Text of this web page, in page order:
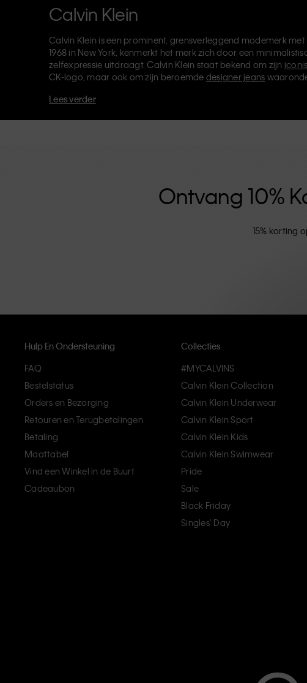
Calvin Klein
Calvin Klein is een prominent, grensverleggend modemerk
1968 in New York, kenmerkt het merk zich door een
zelfexpressie uitdraagt. Calvin Klein staat bekend om zijn
CK-logo, maar ook om zijn beroemde designer jeans
van de CK-labels - Calvin Klein, Calvin Klein Jeans, Calvin Klein
Lees verder
Ontvang 10%
15% korting
Hulp En Ondersteuning
FAQ
Bestelstatus
Orders en Bezorging
Retouren en Terugbetalingen
Betaling
Maattabel
Vind een Winkel in de Buurt
Cadeaubon
Collecties
#MYCALVINS
Calvin Klein Collection
Calvin Klein Underwear
Calvin Klein Sport
Calvin Klein Kids
Calvin Klein Swimwear
Pride
Sale
Black Friday
Singles' Day